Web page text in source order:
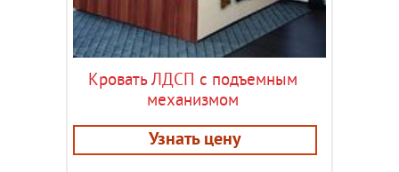
Кровать ЛДСП с подъемным
механизмом
Узнать цену